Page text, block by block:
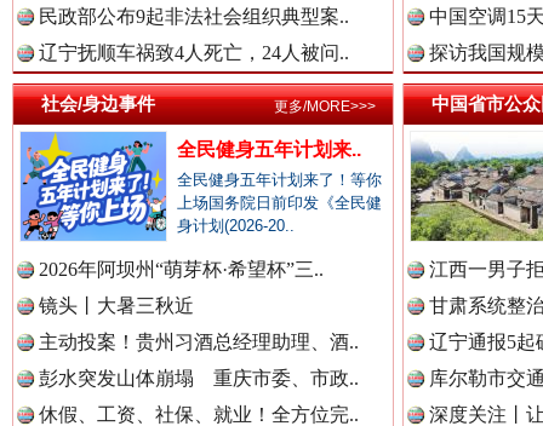
中国公共新闻网.
中国法制新闻网.
中国法治新闻网.
中国法院新闻网.
巳巳如意，开工大吉！ 三轮上
“后车司机肯定在骂我” 全民健
民政部公布9起非法社会组织典型案..
辽宁抚顺车祸致4人死亡，24人被问..
中国空调15
探访我国规
社会/身边事件
全民健身五年计划来..
全民健身五年计划来了！等你
上场国务院日前印发《全民健
身计划(2026-20..
2026年阿坝州“萌芽杯·希望杯”三..
镜头丨大暑三秋近
主动投案！贵州习酒总经理助理、酒..
彭水突发山体崩塌 重庆市委、市政..
休假、工资、社保、就业！全方位完..
更多/MORE>>> 中国省市公
江西一男子
甘肃系统整
辽宁通报5起
库尔勒市交
深度关注丨